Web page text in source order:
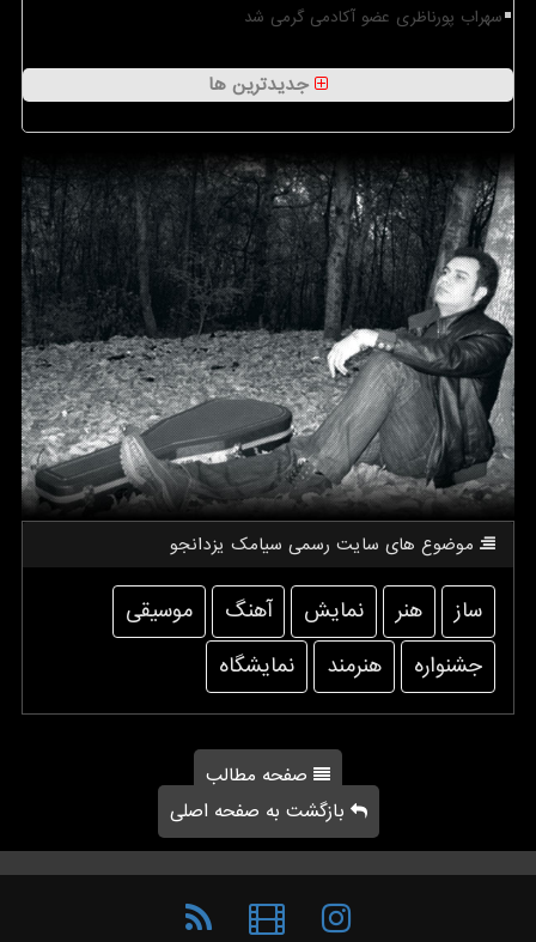
سهراب پورناظری عضو آکادمی گرمی شد
جدیدترین ها
موضوع های سایت رسمی سیامك یزدانجو
ساز هنر نمایش آهنگ
موسیقی
جشنواره
هنرمند نمایشگاه
صفحه مطالب
بازگشت به صفحه اصلی